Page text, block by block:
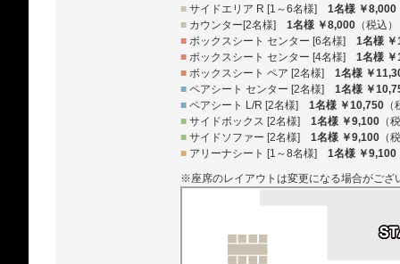
■ サイドエリア R [1～6名様] 1名様 ￥8,000
■ カウンター[2名様] 1名様 ￥8,000 （税込）
■ ボックスシート センター [6名様] 1名様
■ ボックスシート センター [4名様] 1名様
■ ボックスシート ペア [2名様] 1名様 ￥
■ ペアシート センター [2名様] 1名様 ￥
■ ペアシート L/R [2名様] 1名様 ￥10,750
■ サイドボックス [2名様] 1名様 ￥9,100 （
■ サイドソファー [2名様] 1名様 ￥9,100 （
■ アリーナシート [1～8名様] 1名様 ￥9,100
※座席のレイアウトは変更になる場合がござ